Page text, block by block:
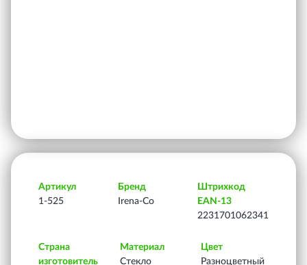
Артикул
1-525
Бренд
Irena-Co
Штрихкод
EAN-13
2231701062341
Страна
изготовитель
Материал
Стекло
Цвет
Разноцветный